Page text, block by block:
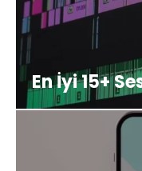
En İyi 15+